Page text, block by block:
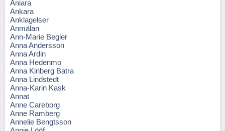
Aniara
Ankara
Anklagelser
Anmälan
Ann-Marie Begler
Anna Andersson
Anna Ardin
Anna Hedenmo
Anna Kinberg Batra
Anna Lindstedt
Anna-Karin Kask
Annat
Anne Careborg
Anne Ramberg
Annelie Bengtsson